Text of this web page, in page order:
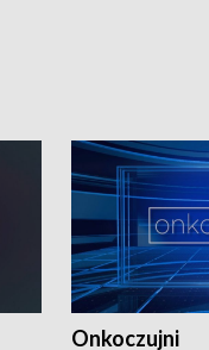
Onkoczujni